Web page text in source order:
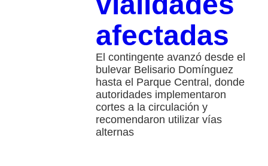
afectadas
El contingente avanzó desde el
bulevar Belisario Domínguez
hasta el Parque Central, donde
autoridades implementaron
cortes a la circulación y
recomendaron utilizar vías
alternas